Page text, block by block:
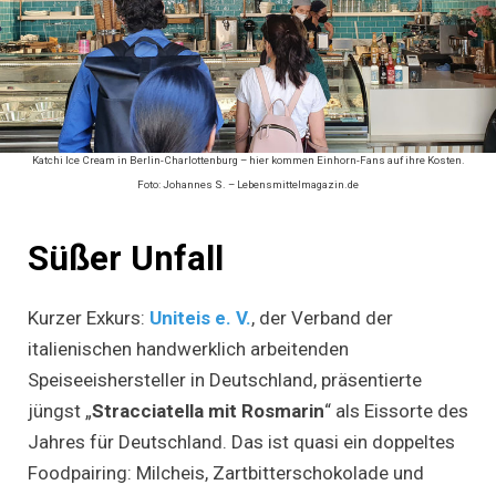
Katchi Ice Cream in Berlin-Charlottenburg – hier kommen Einhorn-Fans auf ihre Kosten.
Foto: Johannes S. – Lebensmittelmagazin.de
Süßer Unfall
Kurzer Exkurs: Uniteis e. V., der Verband der
italienischen handwerklich arbeitenden
Speiseeishersteller in Deutschland, präsentierte
jüngst „Stracciatella mit Rosmarin“ als Eissorte des
Jahres für Deutschland. Das ist quasi ein doppeltes
Foodpairing: Milcheis, Zartbitterschokolade und